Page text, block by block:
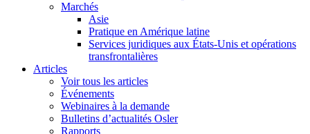
Marchés
Asie
Pratique en Amérique latine
Services juridiques aux États-Unis et opérations
transfrontalières
Articles
Voir tous les articles
Événements
Webinaires à la demande
Bulletins d’actualités Osler
Rapports